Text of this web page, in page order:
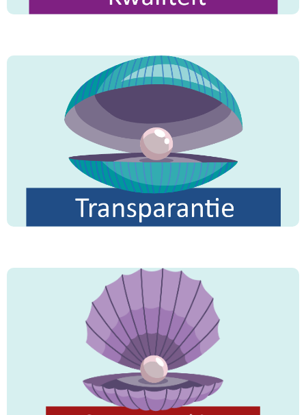
"Kijk niet neer op de minste van de goede daden,
al is het maar glimlachen naar je broeder als je
hem tegenkomt."
"Ieder heeft een richting waarheen hij zich wendt.
Wedijvert dan met elkaar in goede daden. Waar
jullie ook zijn, God zal jullie tezamen brengen. God
is almachtig."